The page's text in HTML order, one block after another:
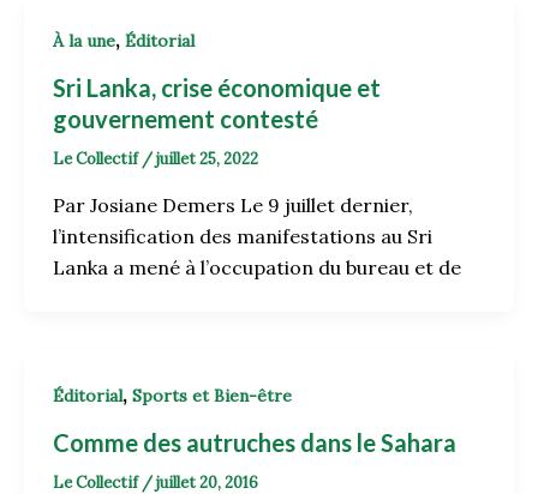
À la une, Éditorial
Sri Lanka, crise économique et
gouvernement contesté
Le Collectif /juillet 25, 2022
Par Josiane Demers Le 9 juillet dernier,
l’intensification des manifestations au Sri
Lanka a mené à l’occupation du bureau et de
Éditorial, Sports et Bien-être
Comme des autruches dans le Sahara
Le Collectif /juillet 20, 2016